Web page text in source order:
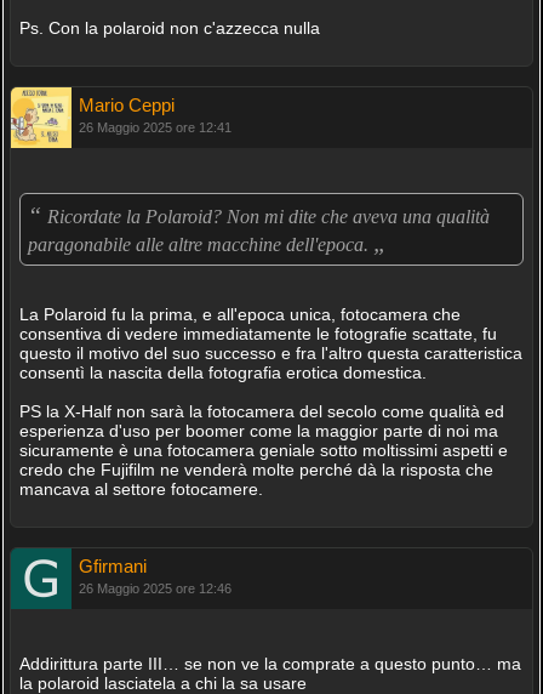
Ps. Con la polaroid non c'azzecca nulla
Mario Ceppi
26 Maggio 2025 ore 12:41
“ Ricordate la Polaroid? Non mi dite che aveva una qualità
paragonabile alle altre macchine dell'epoca. „
La Polaroid fu la prima, e all'epoca unica, fotocamera che
consentiva di vedere immediatamente le fotografie scattate, fu
questo il motivo del suo successo e fra l'altro questa caratteristica
consentì la nascita della fotografia erotica domestica.
PS la X-Half non sarà la fotocamera del secolo come qualità ed
esperienza d'uso per boomer come la maggior parte di noi ma
sicuramente è una fotocamera geniale sotto moltissimi aspetti e
credo che Fujifilm ne venderà molte perché dà la risposta che
mancava al settore fotocamere.
Gfirmani
26 Maggio 2025 ore 12:46
Addirittura parte III… se non ve la comprate a questo punto… ma
la polaroid lasciatela a chi la sa usare